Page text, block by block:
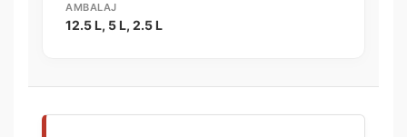
AMBALAJ
12.5 L, 5 L, 2.5 L